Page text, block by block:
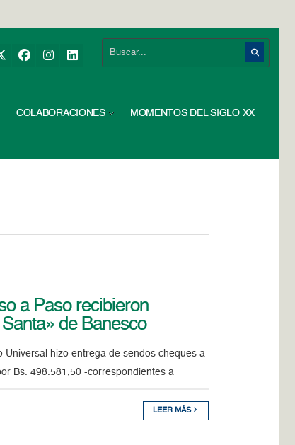
COLABORACIONES MOMENTOS DEL SIGLO XX
a Paso recibieron
de Banesco
Universal hizo entrega de sendos cheques a
Bs. 498.581,50 -correspondientes a
LEER MÁS